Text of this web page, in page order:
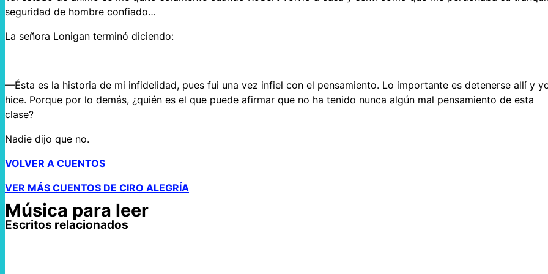
seguridad de hombre confiado…
La señora Lonigan terminó diciendo:
—Ésta es la historia de mi infidelidad, pues fui una vez infiel con el pensamiento. Lo importante es detenerse allí y
hice. Porque por lo demás, ¿quién es el que puede afirmar que no ha tenido nunca algún mal pensamiento de esta
clase?
Nadie dijo que no.
VOLVER A CUENTOS
VER MÁS CUENTOS DE CIRO ALEGRÍA
Música para leer
Escritos relacionados